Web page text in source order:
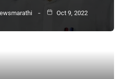
Oct 9, 2022